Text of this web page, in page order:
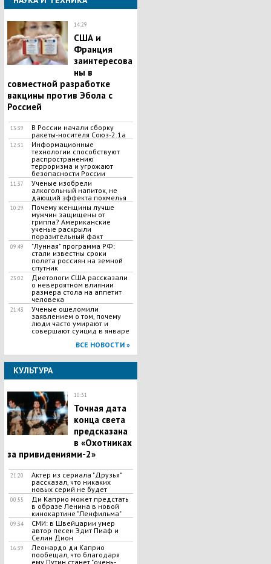
14:29
США и
Франция
заинтересова
ны в
совместной разработке
вакцины против Эбола с
Россией
13:39
В России начали сборку
ракеты-носителя Союз-2.1a
12:31
Информационные
технологии способствуют
распространению
терроризма и угрожают
безопасности России
11:37
Ученые изобрели
алкогольный напиток, не
дающий эффекта похмелья
10:29
Почему женщины лучше
мужчин защищены от
гриппа? Американские
ученые раскрыли
поразительный факт
09:49
"Лунная" программа РФ:
стали известны сроки
полета россиян на земной
спутник
23:02
Диетологи США рассказали
о невероятном влиянии
размера стола на аппетит
человека
21:43
Ученые ошеломили
заявлением о том, почему
люди часто умирают и
совершают суицид в январе
ВСЕ НОВОСТИ »
КУЛЬТУРА
10:31
Точная дата
конца света
предсказана
в «Охотниках
за привидениями-2»
21:20
Актер из сериала "Друзья"
рассказал, что никаких
новых серий не будет
00:55
Ди Каприо может предстать
в образе Ленина в новой
кинокартине "Ленфильма"
09:34
СМИ: в Швейцарии умер
автор песен Эдит Пиаф и
Селин Дион
16:39
Леонардо ди Каприо
пообещал, что благодаря
ему Путин станет "очень-